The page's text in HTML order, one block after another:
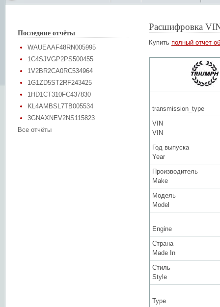
Последние отчёты
WAUEAAF48RN005995
1C4SJVGP2PS500455
1V2BR2CA0RC534964
1G1ZD5ST2RF243425
1HD1CT310FC437830
KL4AMBSL7TB005534
3GNAXNEV2NS115823
Все отчёты
Расшифровка
Купить полный отчет
transmission_type
VIN
VIN
Год выпуска
Year
Производитель
Make
Модель
Model
Engine
Страна
Made In
Стиль
Style
Type